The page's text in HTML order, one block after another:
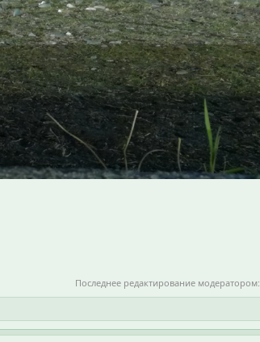
Последнее редактирование модератором: